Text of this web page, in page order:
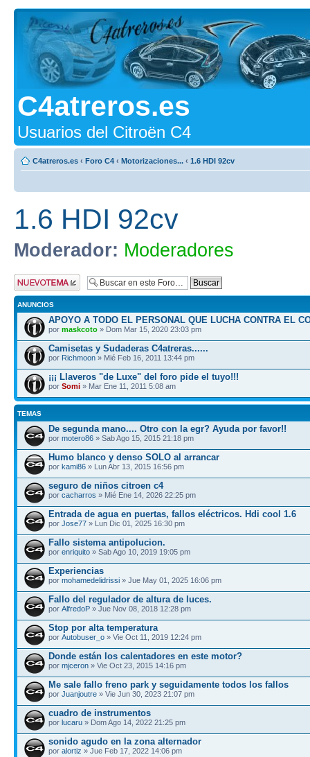
C4atreros.es
Usuarios del Citroën C4
C4atreros.es ‹ Foro C4 ‹ Motorizaciones... ‹ 1.6 HDI 92cv
1.6 HDI 92cv
Moderador: Moderadores
Publicar un nuevo
tema
ANUNCIOS
APOYO A TODO EL PERSONAL QUE LUCHA CONTRA EL
por maskcoto » Dom Mar 15, 2020 23:03 pm
Camisetas y Sudaderas C4atreras......
por Richmoon » Mié Feb 16, 2011 13:44 pm
¡¡¡ Llaveros "de Luxe" del foro pide el tuyo!!!
por Somi » Mar Ene 11, 2011 5:08 am
TEMAS
De segunda mano.... Otro con la egr? Ayuda por favor!!
por motero86 » Sab Ago 15, 2015 21:18 pm
Humo blanco y denso SOLO al arrancar
por kami86 » Lun Abr 13, 2015 16:56 pm
seguro de niños citroen c4
por cacharros » Mié Ene 14, 2026 22:25 pm
Entrada de agua en puertas, fallos eléctricos. Hdi cool 1.6
por Jose77 » Lun Dic 01, 2025 16:30 pm
Fallo sistema antipolucion.
por enriquito » Sab Ago 10, 2019 19:05 pm
Experiencias
por mohamedelidrissi » Jue May 01, 2025 16:06 pm
Fallo del regulador de altura de luces.
por AlfredoP » Jue Nov 08, 2018 12:28 pm
Stop por alta temperatura
por Autobuser_o » Vie Oct 11, 2019 12:24 pm
Donde están los calentadores en este motor?
por mjceron » Vie Oct 23, 2015 14:16 pm
Me sale fallo freno park y seguidamente todos los fallos
por Juanjoutre » Vie Jun 30, 2023 21:07 pm
cuadro de instrumentos
por lucaru » Dom Ago 14, 2022 21:25 pm
sonido agudo en la zona alternador
por alortiz » Jue Feb 17, 2022 14:06 pm